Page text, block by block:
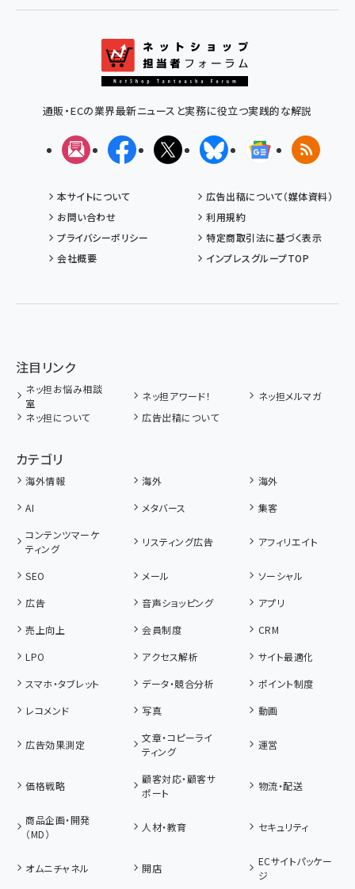
通販・ECの業界最新ニュースと実務に役立つ実践的な解説
メルマガFacebookX(エックス)BlueskyGoogleニュ
RSS
本サイトについて
広告出稿について（媒体資料）
お問い合わせ
利用規約
プライバシーポリシー
特定商取引法に基づく表示
会社概要
インプレスグループTOP
注目リンク
ネッ担お悩み相談
室
ネッ担アワード！
ネッ担メルマガ
ネッ担について
広告出稿について
カテゴリ
海外情報 海外
海外
AI
メタバース
集客
コンテンツマーケ
ティング
リスティング広告 アフィリエイト
SEO メール
ソーシャル
広告
音声ショッピング
アプリ
売上向上
会員制度
CRM
LPO
アクセス解析
サイト最適化
スマホ・タブレット
データ・競合分析
ポイント制度
レコメンド
写真 動画
広告効果測定
文章・コピーライ
ティング
運営
価格戦略
顧客対応・顧客サ
ポート
物流・配送
商品企画・開発
（MD）
人材・教育 セキュリティ
オムニチャネル 開店
ECサイトパッケー
ジ